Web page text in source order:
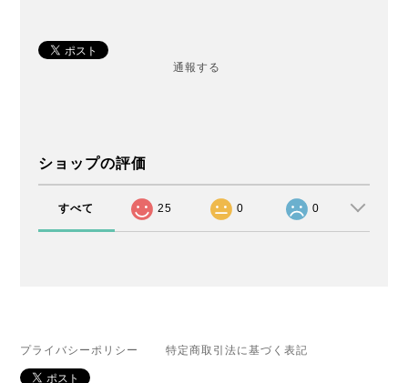
通報する
ショップの評価
すべて 25 0 0
プライバシーポリシー 特定商取引法に基づく表記